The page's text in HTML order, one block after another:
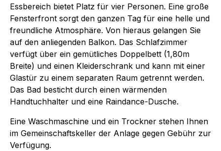
Essbereich bietet Platz für vier Personen. Eine große
Fensterfront sorgt den ganzen Tag für eine helle und
freundliche Atmosphäre. Von hieraus gelangen Sie
auf den anliegenden Balkon. Das Schlafzimmer
verfügt über ein gemütliches Doppelbett (1,80m
Breite) und einen Kleiderschrank und kann mit einer
Glastür zu einem separaten Raum getrennt werden.
Das Bad besticht durch einen wärmenden
Handtuchhalter und eine Raindance-Dusche.
Eine Waschmaschine und ein Trockner stehen Ihnen
im Gemeinschaftskeller der Anlage gegen Gebühr zur
Verfügung.